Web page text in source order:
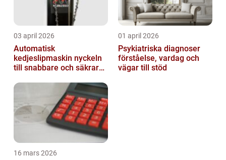
03 april 2026
Automatisk
kedjeslipmaskin nyckeln
till snabbare och säkrare
01 april 2026
Psykiatriska diagnoser
förståelse, vardag och
vägar till stöd
16 mars 2026